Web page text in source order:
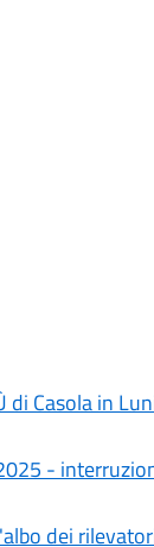
Casola in
-
dei